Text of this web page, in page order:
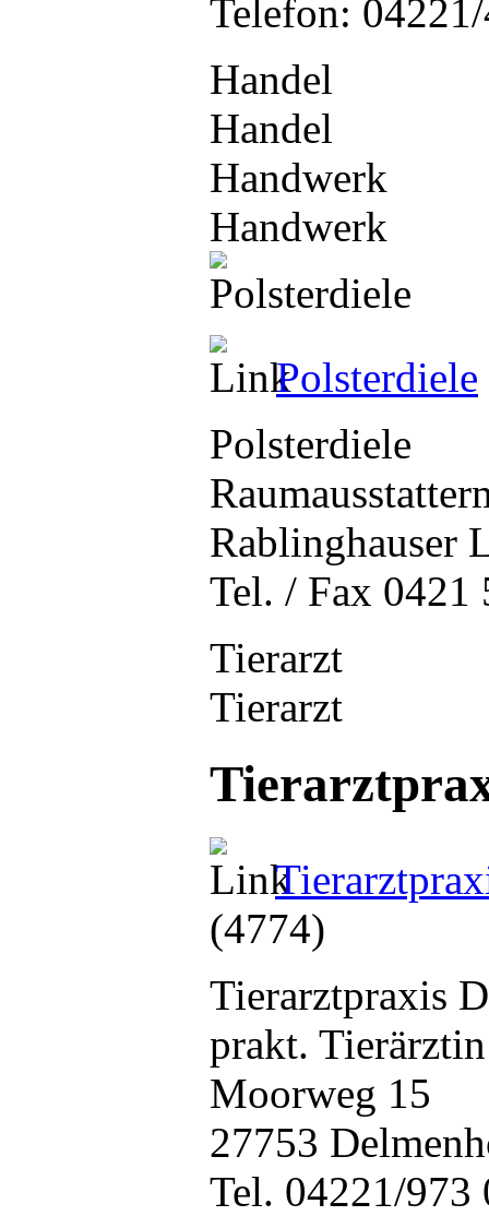
Telefon:
Handel
Handel
Handwerk
Handwerk
Polsterdiele
Polsterdiele
Rablinghauser
Tel. / Fax 0421
Tierarzt
Tierarzt
(4774)
Tierarztpraxis
prakt. Tierärztin
Moorweg 15
27753
Tel. 04221/973